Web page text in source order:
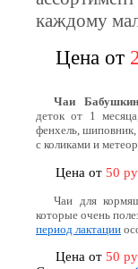
каждому
Цена от
Чаи
деток от 1
фенхель,
с коликами и
Цена от 50
Чаи для
которые очень
период лактации
Цена от 50